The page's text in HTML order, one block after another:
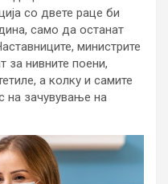
со двете раце би
само да останат
министрите
за нивните поени,
а колку и самите
на зачувување на